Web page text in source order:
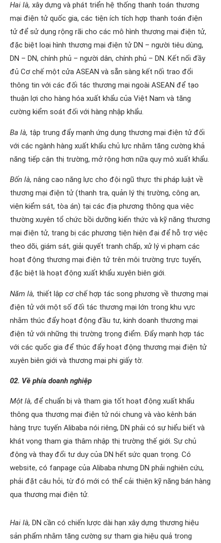
Hai là, xây dựng và phát triển hệ thống thanh toán thương
mại điện tử quốc gia, các tiện ích tích hợp thanh toán điện
tử để sử dụng rộng rãi cho các mô hình thương mại điện tử,
đặc biệt loại hình thương mại điện tử DN – người tiêu dùng,
DN – DN, chính phủ – người dân, chính phủ – DN. Kết nối đầy
đủ Cơ chế một cửa ASEAN và sẵn sàng kết nối trao đổi
thông tin với các đối tác thương mại ngoài ASEAN để tạo
thuận lợi cho hàng hóa xuất khẩu của Việt Nam và tăng
cường kiểm soát đối với hàng nhập khẩu.
Ba là, tập trung đẩy mạnh ứng dụng thương mại điện tử đối
với các ngành hàng xuất khẩu chủ lực nhằm tăng cường khả
năng tiếp cận thị trường, mở rộng hơn nữa quy mô xuất khẩu.
Bốn là, nâng cao năng lực cho đội ngũ thực thi pháp luật về
thương mại điện tử (thanh tra, quản lý thị trường, công an,
viện kiểm sát, tòa án) tại các địa phương thông qua việc
thường xuyên tổ chức bồi dưỡng kiến thức và kỹ năng thương
mại điện tử, trang bị các phương tiện hiện đại để hỗ trợ việc
theo dõi, giám sát, giải quyết tranh chấp, xử lý vi phạm các
hoạt động thương mại điện tử trên môi trường trực tuyến,
đặc biệt là hoạt động xuất khẩu xuyên biên giới.
Năm là, thiết lập cơ chế hợp tác song phương về thương mại
điện tử với một số đối tác thương mại lớn trong khu vực
nhằm thúc đẩy hoạt động đầu tư, kinh doanh thương mại
điện tử với những thị trường trọng điểm. Đẩy mạnh hợp tác
với các quốc gia để thúc đẩy hoạt động thương mại điện tử
xuyên biên giới và thương mại phi giấy tờ.
02. Về phía doanh nghiệp
Một là, để chuẩn bị và tham gia tốt hoạt động xuất khẩu
thông qua thương mại điện tử nói chung và vào kênh bán
hàng trực tuyến Alibaba nói riêng, DN phải có sự hiểu biết và
khát vọng tham gia thâm nhập thị trường thế giới. Sự chủ
động và thay đổi tư duy của DN hết sức quan trọng. Có
website, có fanpage của Alibaba nhưng DN phải nghiên cứu,
phải đặt câu hỏi, từ đó mới có thể cải thiện kỹ năng bán hàng
qua thương mại điện tử.
Hai là, DN cần có chiến lược dài hạn xây dựng thương hiệu
sản phẩm nhằm tăng cường sự tham gia hiệu quả trong